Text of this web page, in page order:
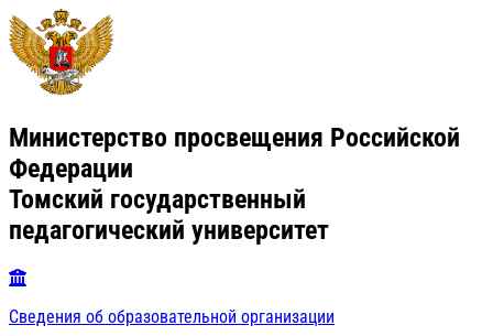
Министерство просвещения Российской
Федерации
Томский государственный
педагогический университет
Сведения об образовательной организации